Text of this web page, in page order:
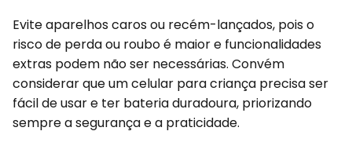
Evite aparelhos caros ou recém-lançados, pois o
risco de perda ou roubo é maior e funcionalidades
extras podem não ser necessárias. Convém
considerar que um celular para criança precisa ser
fácil de usar e ter bateria duradoura, priorizando
sempre a segurança e a praticidade.